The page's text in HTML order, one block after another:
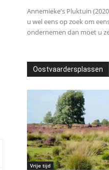
Annemieke's Pluktuin
u wel eens op zoek om
ondernemen dan moet u
Oostvaardersplassen
Vrije tijd